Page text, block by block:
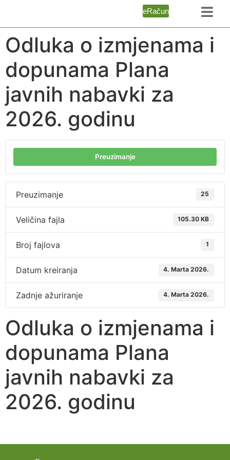
eRačun
Odluka o izmjenama i
dopunama Plana
javnih nabavki za
2026. godinu
Preuzimanje
Preuzimanje 25
Veličina fajla 105.30 KB
Broj fajlova 1
Datum kreiranja 4. Marta 2026.
Zadnje ažuriranje 4. Marta 2026.
Odluka o izmjenama i
dopunama Plana
javnih nabavki za
2026. godinu